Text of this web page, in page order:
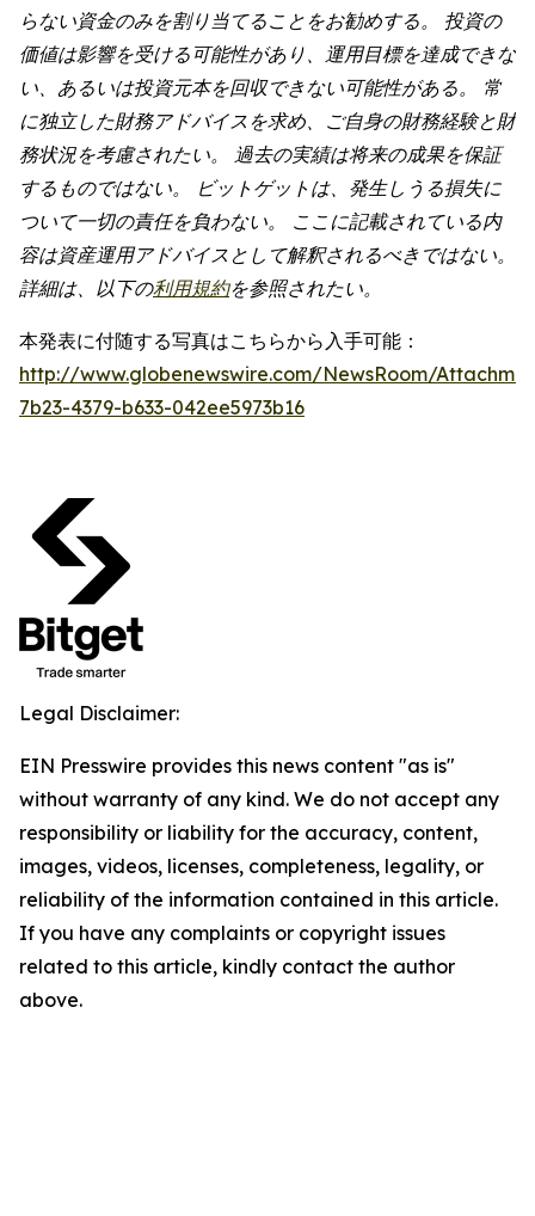
らない資金のみを割り当てることをお勧めする。
投資の
価値は影響を受ける可能性があり、運用目標を達成できな
い、あるいは投資元本を回収できない可能性がある。
常
に独立した財務アドバイスを求め、ご自身の財務経験と財
務状況を考慮されたい。
過去の実績は将来の成果を保証
するものではない。
ビットゲットは、発生しうる損失に
ついて一切の責任を負わない。
ここに記載されている内
容は資産運用アドバイスとして解釈されるべきではない。
詳細は、以下の利用規約を参照されたい。
本発表に付随する写真はこちらから入手可能：
http://www.globenewswire.com/NewsRoom/
7b23-4379-b633-042ee5973b16
Legal Disclaimer:
EIN Presswire provides this news content "as is"
without warranty of any kind. We do not accept any
responsibility or liability for the accuracy, content,
images, videos, licenses, completeness, legality, or
reliability of the information contained in this article.
If you have any complaints or copyright issues
related to this article, kindly contact the author
above.